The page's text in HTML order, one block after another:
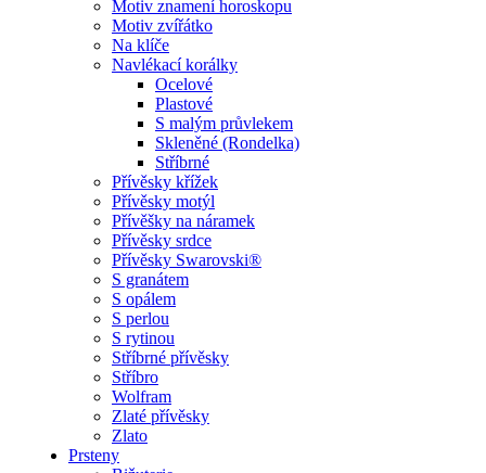
Motiv znamení horoskopu
Motiv zvířátko
Na klíče
Navlékací korálky
Ocelové
Plastové
S malým průvlekem
Skleněné (Rondelka)
Stříbrné
Přívěsky křížek
Přívěsky motýl
Přívěšky na náramek
Přívěsky srdce
Přívěsky Swarovski®
S granátem
S opálem
S perlou
S rytinou
Stříbrné přívěsky
Stříbro
Wolfram
Zlaté přívěsky
Zlato
Prsteny